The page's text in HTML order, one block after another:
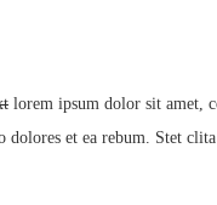
lorem ipsum dolor sit amet,
dolores et ea rebum. Stet